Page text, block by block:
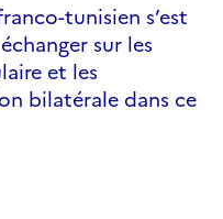
tunisien s’est
sur les
et les
bilatérale dans ce